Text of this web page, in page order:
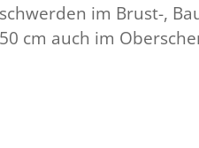
im Brust-,
cm auch im